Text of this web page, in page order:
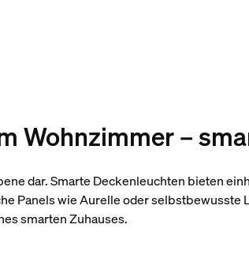
Wohnzimmer –
dar. Smarte Deckenleuchten bieten
Panels wie Aurelle oder selbstbewusste
smarten Zuhauses.